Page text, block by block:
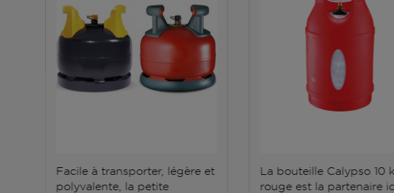
Facile à transporter, légère et
polyvalente, la petite
La bouteille Calypso 10
rouge est la partenaire